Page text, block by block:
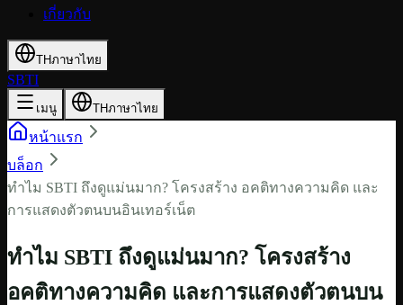
เกี่ยวกับ
THภาษาไทย
SBTI
เมนู THภาษาไทย
หน้าแรก
บล็อก
ทำไม SBTI ถึงดูแม่นมาก? โครงสร้าง อคติทางความคิด และ
การแสดงตัวตนบนอินเทอร์เน็ต
ทำไม SBTI ถึงดูแม่นมาก? โครงสร้าง
อคติทางความคิด และการแสดงตัวตนบน